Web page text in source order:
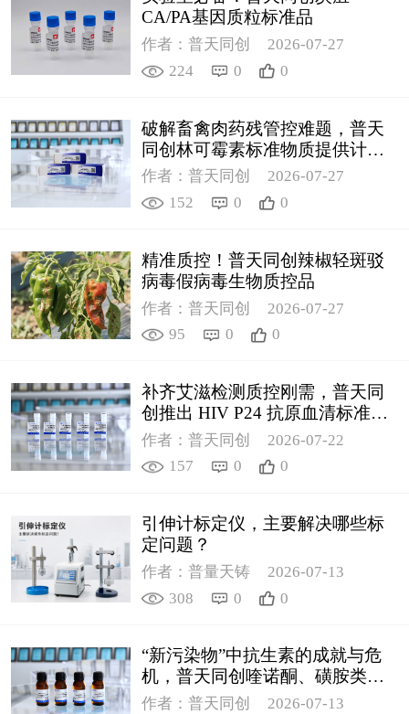
CA/PA基因质粒标准品
作者：普天同创
2026-07-27
224
0 0
破解畜禽肉药残管控难题，普天
同创林可霉素标准物质提供计量
支撑
作者：普天同创
2026-07-27
152
0 0
精准质控！普天同创辣椒轻斑驳
病毒假病毒生物质控品
作者：普天同创
2026-07-27
95
0 0
补齐艾滋检测质控刚需，普天同
创推出 HIV P24 抗原血清标准物
质
作者：普天同创
2026-07-22
157
0 0
引伸计标定仪，主要解决哪些标
定问题？
作者：普量天铸
2026-07-13
308
0 0
“新污染物”中抗生素的成就与危
机，普天同创喹诺酮、磺胺类质
控新品筑牢环境安全防线
作者：普天同创
2026-07-13